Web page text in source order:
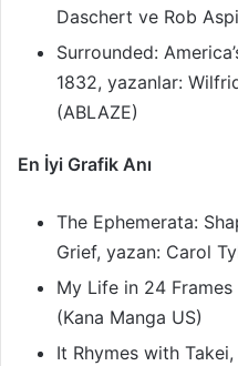
Daschert ve Rob
Surrounded:
1832, yazanlar:
(ABLAZE)
En İyi Grafik Anı
The Ephemerata:
Grief, yazan: Carol
My Life in 24
(Kana Manga US)
It Rhymes with